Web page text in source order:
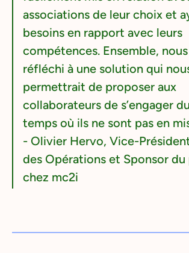
associations de leur choix et
besoins en rapport avec leurs
compétences. Ensemble,
réfléchi à une solution qui
permettrait de proposer aux
collaborateurs de s’engager
temps où ils ne sont pas en
- Olivier Hervo, Vice-
des Opérations et Sponsor
chez mc2i